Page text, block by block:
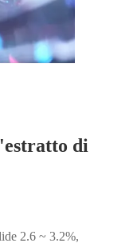
di
2.6 ~ 3.2%,